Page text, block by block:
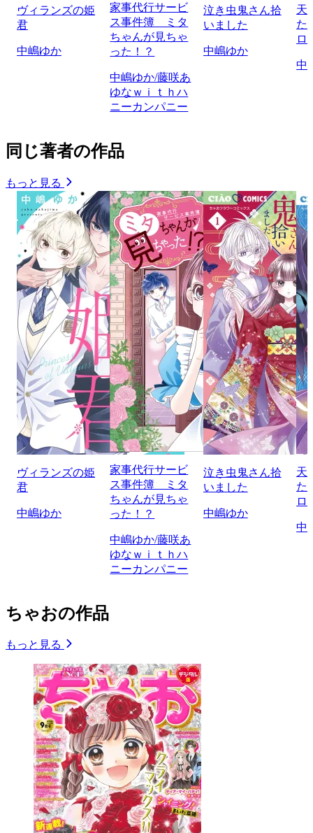
ヴィランズの姫
君
中嶋ゆか
家事代行サービ
ス事件簿 ミタ
ちゃんが見ちゃ
った！？
中嶋ゆか/藤咲あ
ゆなｗｉｔｈハ
ニーカンパニー
泣き虫鬼さん拾
いました
中嶋ゆか
天
た
ロ
中
同じ著者の作品
もっと見る
ヴィランズの姫
君
中嶋ゆか
家事代行サービ
ス事件簿 ミタ
ちゃんが見ちゃ
った！？
中嶋ゆか/藤咲あ
ゆなｗｉｔｈハ
ニーカンパニー
泣き虫鬼さん拾
いました
中嶋ゆか
天
た
ロ
中
ちゃおの作品
もっと見る